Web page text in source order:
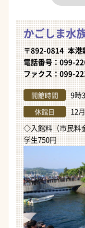
かごしま水
〒892-0814 本港
電話番号：099-
ファクス：099-
開館時間 9時
休館日
12
◇入館料（市民料
学生750円